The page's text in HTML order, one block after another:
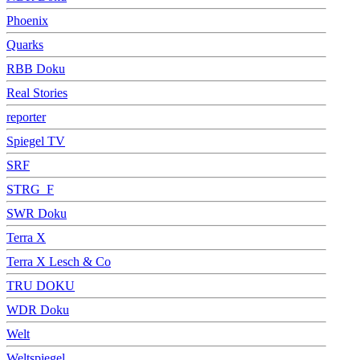
Phoenix
Quarks
RBB Doku
Real Stories
reporter
Spiegel TV
SRF
STRG_F
SWR Doku
Terra X
Terra X Lesch & Co
TRU DOKU
WDR Doku
Welt